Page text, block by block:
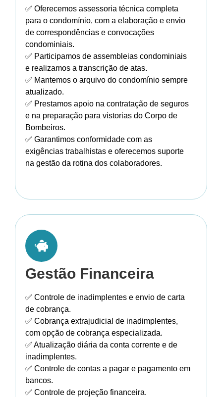
✅ Oferecemos assessoria técnica completa
para o condomínio, com a elaboração e envio
de correspondências e convocações
condominiais.
✅ Participamos de assembleias condominiais
e realizamos a transcrição de atas.
✅ Mantemos o arquivo do condomínio sempre
atualizado.
✅ Prestamos apoio na contratação de seguros
e na preparação para vistorias do Corpo de
Bombeiros.
✅ Garantimos conformidade com as
exigências trabalhistas e oferecemos suporte
na gestão da rotina dos colaboradores.
Gestão Financeira
✅ Controle de inadimplentes e envio de carta
de cobrança.
✅ Cobrança extrajudicial de inadimplentes,
com opção de cobrança especializada.
✅ Atualização diária da conta corrente e de
inadimplentes.
✅ Controle de contas a pagar e pagamento em
bancos.
✅ Controle de projeção financeira.